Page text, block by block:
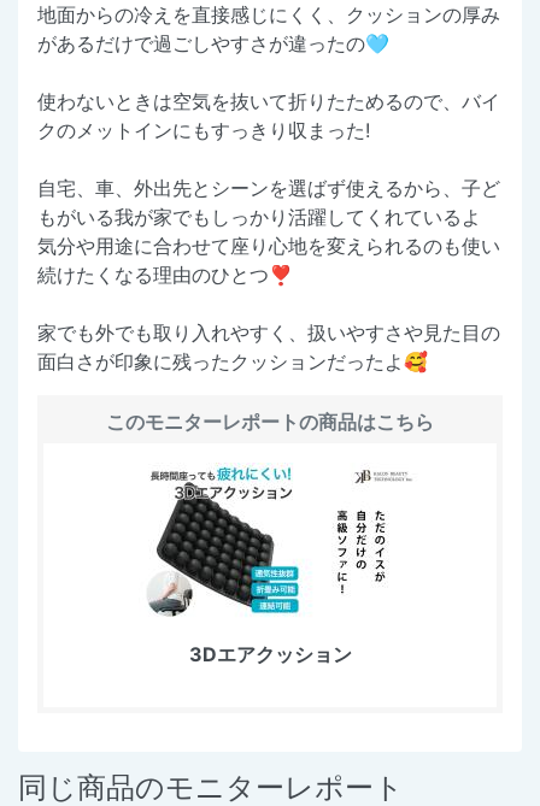
地面からの冷えを直接感じにくく、クッションの厚み
があるだけで過ごしやすさが違ったの🩵
使わないときは空気を抜いて折りたためるので、バイ
クのメットインにもすっきり収まった!
自宅、車、外出先とシーンを選ばず使えるから、子ど
もがいる我が家でもしっかり活躍してくれているよ
気分や用途に合わせて座り心地を変えられるのも使い
続けたくなる理由のひとつ❣️
家でも外でも取り入れやすく、扱いやすさや見た目の
面白さが印象に残ったクッションだったよ🥰
このモニターレポートの商品はこちら
3Dエアクッション
同じ商品のモニターレポート